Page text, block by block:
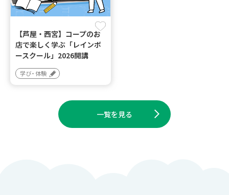
【芦屋・西宮】コープのお
店で楽しく学ぶ「レインボ
ースクール」2026開講
学び・体験
一覧を見る